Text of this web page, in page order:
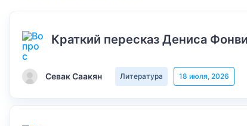
Краткий пересказ Дениса
Севак Саакян Литература 18 июля, 2026